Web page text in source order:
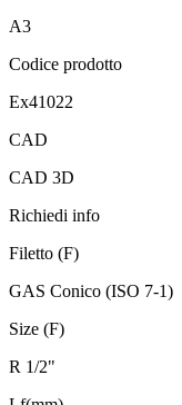
A3
Codice prodotto
Ex41022
CAD
CAD 3D
Richiedi info
Filetto (F)
GAS Conico (ISO 7-1)
Size (F)
R 1/2"